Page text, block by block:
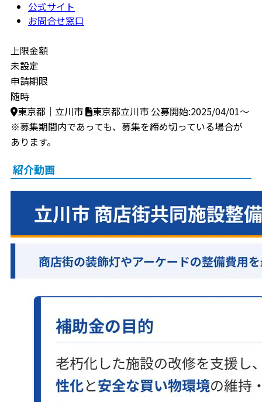
公式サイト
お問合せ窓口
上限金額
未設定
申請期限
随時
東京都｜立川市
東京都立川市 公募開始:2025/04/01～
※募集期間内であっても、募集を締め切っている場合が
あります。
紹介動画